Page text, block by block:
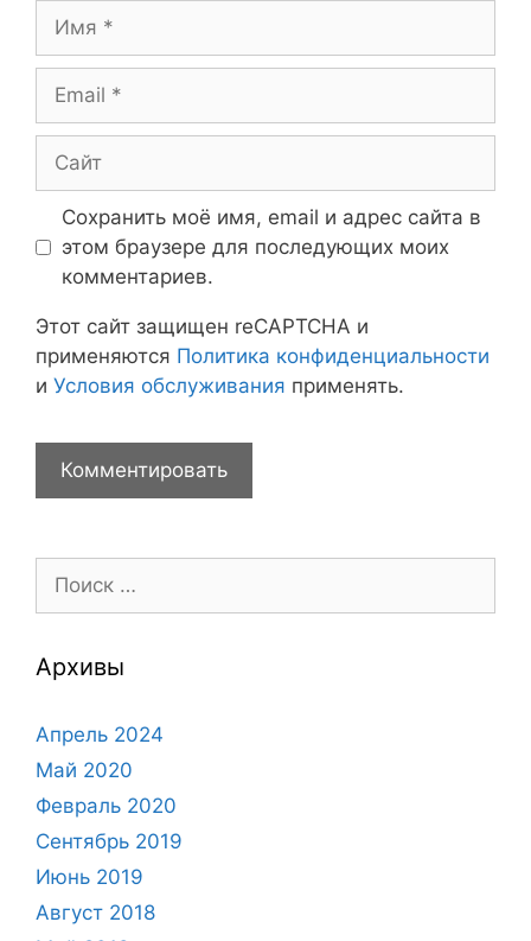
Сохранить моё имя, email и адрес сайта в
этом браузере для последующих моих
комментариев.
Этот сайт защищен reCAPTCHA и
применяются Политика конфиденциальности
и Условия обслуживания применять.
Архивы
Апрель 2024
Май 2020
Февраль 2020
Сентябрь 2019
Июнь 2019
Август 2018